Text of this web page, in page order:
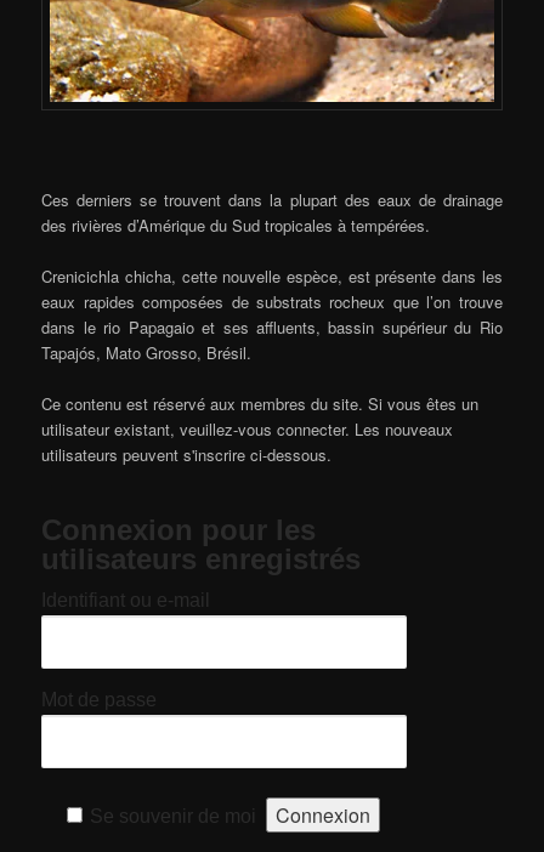
Ces derniers se trouvent dans la plupart des eaux de drainage
des rivières d’Amérique du Sud tropicales à tempérées.
Crenicichla chicha, cette nouvelle espèce, est présente dans les
eaux rapides composées de substrats rocheux que l’on trouve
dans le rio Papagaio et ses affluents, bassin supérieur du Rio
Tapajós, Mato Grosso, Brésil.
Ce contenu est réservé aux membres du site. Si vous êtes un
utilisateur existant, veuillez-vous connecter. Les nouveaux
utilisateurs peuvent s'inscrire ci-dessous.
Connexion pour les
utilisateurs enregistrés
Identifiant ou e-mail
Mot de passe
Se souvenir de moi